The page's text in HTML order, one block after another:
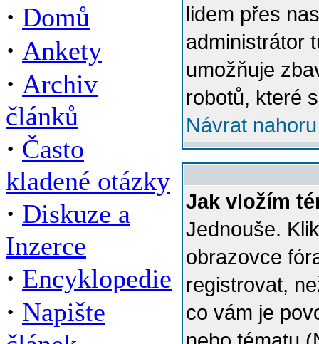
· Domů
· Ankety
· Archiv
článků
· Často
kladené otázky
· Diskuze a
Inzerce
· Encyklopedie
· Napište
lidem přes
administrátor
umožňuje
robotů, které
Návrat nahoru
Jak vložím
Jednouše.
obrazovce
registrovat,
co vám je